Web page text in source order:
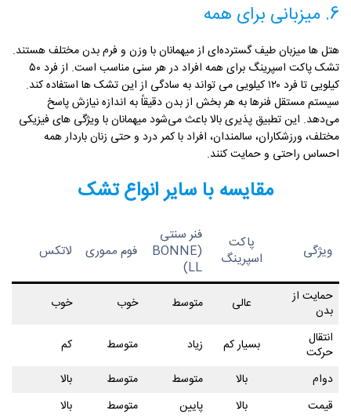
6. میزبانی برای همه
هتل ها میزبان طیف گسترده‌ای از میهمانان با وزن و فرم بدن مختلف هستند.
تشک پاکت اسپرینگ برای همه افراد در هر سنی مناسب است. از فرد ۵۰
کیلویی تا فرد ۱۲۰ کیلویی می تواند به سادگی از این تشک ها استفاده کند.
سیستم مستقل فنرها به هر بخش از بدن دقیقاً به اندازه نیازش پاسخ
می‌دهد. این تطبیق پذیری بالا باعث می‌شود میهمانان با ویژگی های فیزیکی
مختلف، ورزشکاران، سالمندان، افراد با کمر درد و حتی زنان باردار همه
احساس راحتی و حمایت کنند.
مقایسه با سایر انواع تشک
ویژگی
پاکت
اسپرینگ
فنر سنتی
(BONNE
LL)
فوم مموری لاتکس
حمایت از
بدن عالی متوسط خوب
خوب
انتقال
حرکت بسیار کم زیاد متوسط
کم
دوام
بالا متوسط متوسط
بالا
قیمت
بالا پایین متوسط
بالا